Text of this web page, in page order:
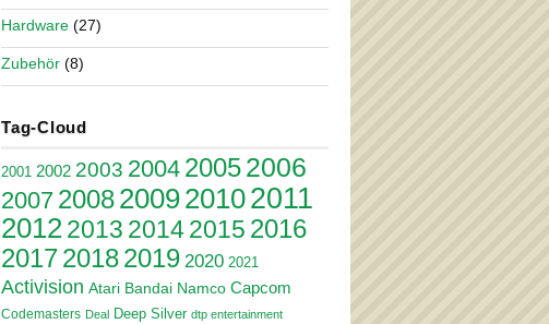
Hardware (27)
Zubehör (8)
Tag-Cloud
2001 2002 2003 2004 20052006
2007 2008200920102011
20122013 20142015 2016
201720182019 2020 2021
Activision Atari Bandai Namco Capcom
Codemasters Deal Deep Silver dtp entertainment